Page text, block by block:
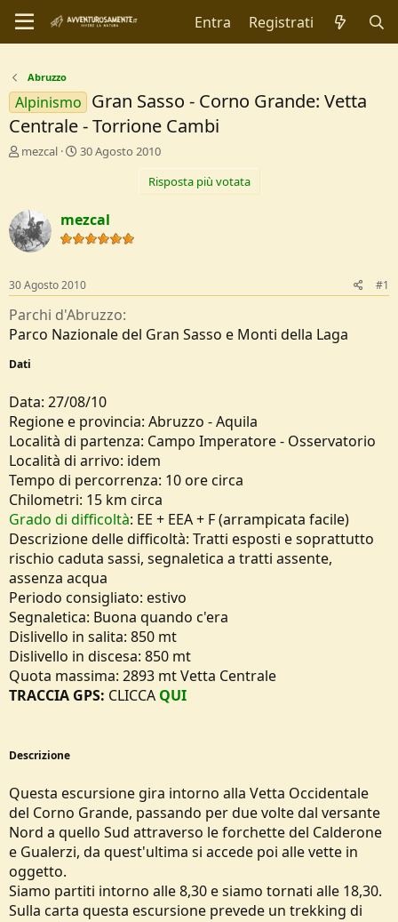
Entra Registrati
Abruzzo
Alpinismo Gran Sasso - Corno Grande: Vetta
Centrale - Torrione Cambi
C
t
o
r
D
i
s
u
s
o
n
e
mezcal
D
d
i
I
i
z
i
o
30 Agosto 2010
Risposta più votata
mezcal
30 Agosto 2010 #1
Parchi d'Abruzzo
Parco Nazionale del Gran Sasso e Monti della Laga
Dati
Data: 27/08/10
Regione e provincia: Abruzzo - Aquila
Località di partenza: Campo Imperatore - Osservatorio
Località di arrivo: idem
Tempo di percorrenza: 10 ore circa
Chilometri: 15 km circa
Grado di difficoltà: EE + EEA + F (arrampicata facile)
Descrizione delle difficoltà: Tratti esposti e soprattutto
rischio caduta sassi, segnaletica a tratti assente,
assenza acqua
Periodo consigliato: estivo
Segnaletica: Buona quando c'era
Dislivello in salita: 850 mt
Dislivello in discesa: 850 mt
Quota massima: 2893 mt Vetta Centrale
TRACCIA GPS: CLICCA QUI
Descrizione
Questa escursione gira intorno alla Vetta Occidentale
del Corno Grande, passando per due volte dal versante
Nord a quello Sud attraverso le forchette del Calderone
e Gualerzi, da quest'ultima si accede poi alle vette in
oggetto.
Siamo partiti intorno alle 8,30 e siamo tornati alle 18,30.
Sulla carta questa escursione prevede un trekking di